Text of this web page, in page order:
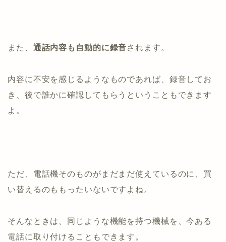
また、 通話内容も自動的に録音されます。
内容に不安を感じるようなものであれば、録音してお
き、後で誰かに確認してもらうということもできます
よ。
ただ、電話機そのものがまだまだ使えているのに、買
い替えるのももったいないですよね。
そんなときは、同じような機能を持つ機械を、今ある
電話に取り付けることもできます。